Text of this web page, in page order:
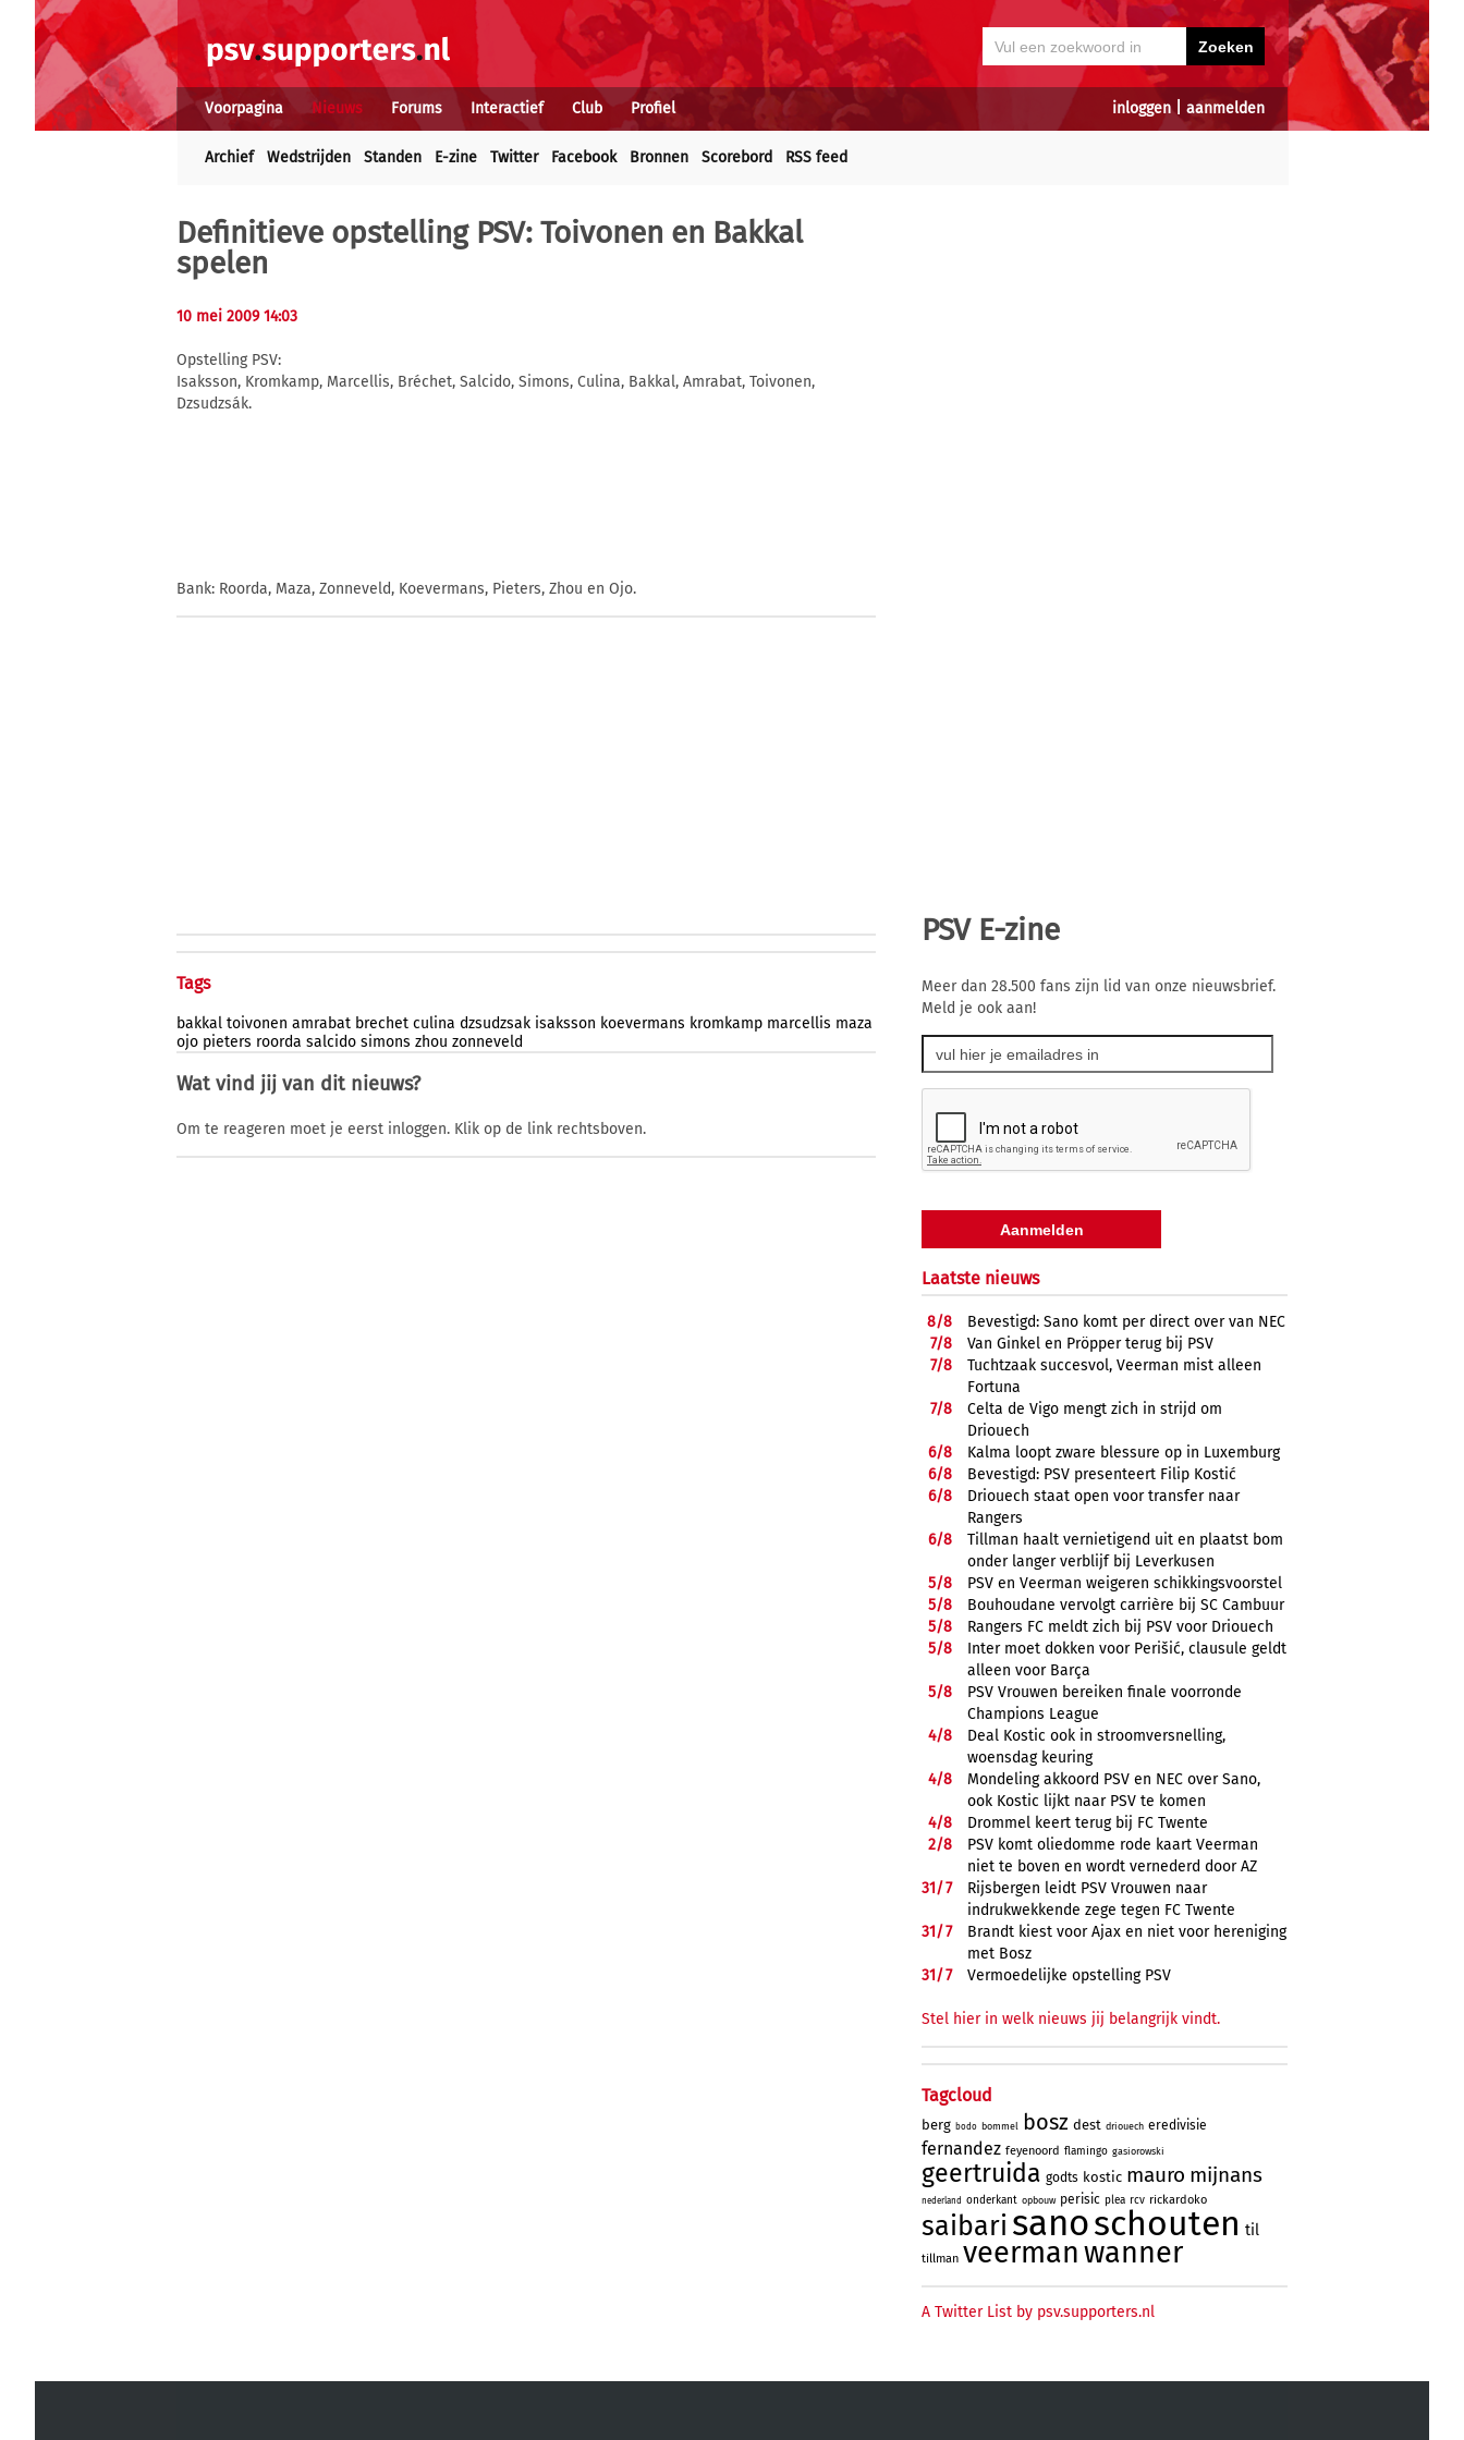
inloggen| aanmelden
Voorpagina Nieuws Forums Interactief Club Profiel
Archief Wedstrijden Standen E-zine Twitter Facebook Bronnen Scorebord RSS feed
Definitieve opstelling PSV: Toivonen en Bakkal
spelen
10 mei 2009 14:03
Opstelling PSV:
Isaksson, Kromkamp, Marcellis, Bréchet, Salcido, Simons, Culina, Bakkal, Amrabat, Toivonen,
Dzsudzsák.
Bank: Roorda, Maza, Zonneveld, Koevermans, Pieters, Zhou en Ojo.
Tags
bakkal toivonen amrabat brechet culina dzsudzsak isaksson koevermans kromkamp marcellis maza
ojo pieters roorda salcido simons zhou zonneveld
Wat vind jij van dit nieuws?
Om te reageren moet je eerst inloggen. Klik op de link rechtsboven.
PSV E-zine
Meer dan 28.500 fans zijn lid van onze nieuwsbrief.
Meld je ook aan!
Laatste nieuws
8/8
Bevestigd: Sano komt per direct over van NEC
7/8
Van Ginkel en Pröpper terug bij PSV
7/8
Tuchtzaak succesvol, Veerman mist alleen
Fortuna
7/8
Celta de Vigo mengt zich in strijd om
Driouech
6/8
Kalma loopt zware blessure op in Luxemburg
6/8
Bevestigd: PSV presenteert Filip Kostić
6/8
Driouech staat open voor transfer naar
Rangers
6/8
Tillman haalt vernietigend uit en plaatst bom
onder langer verblijf bij Leverkusen
5/8
PSV en Veerman weigeren schikkingsvoorstel
5/8
Bouhoudane vervolgt carrière bij SC Cambuur
5/8
Rangers FC meldt zich bij PSV voor Driouech
5/8
Inter moet dokken voor Perišić, clausule geldt
alleen voor Barça
5/8
PSV Vrouwen bereiken finale voorronde
Champions League
4/8
Deal Kostic ook in stroomversnelling,
woensdag keuring
4/8
Mondeling akkoord PSV en NEC over Sano,
ook Kostic lijkt naar PSV te komen
4/8
Drommel keert terug bij FC Twente
2/8
PSV komt oliedomme rode kaart Veerman
niet te boven en wordt vernederd door AZ
31/7
Rijsbergen leidt PSV Vrouwen naar
indrukwekkende zege tegen FC Twente
31/7
Brandt kiest voor Ajax en niet voor hereniging
met Bosz
31/7 Vermoedelijke opstelling PSV
Stel hier in welk nieuws jij belangrijk vindt.
Tagcloud
berg bodo bommel bosz dest driouech eredivisie
fernandez feyenoord flamingo gasiorowski
geertruida godts kostic mauro mijnans
nederland onderkant opbouw perisic plea rcv rickardoko
saibari sanoschouten til
tillman veermanwanner
A Twitter List by psv.supporters.nl